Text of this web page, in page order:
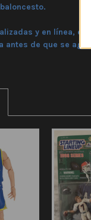
y en línea,
antes de que se